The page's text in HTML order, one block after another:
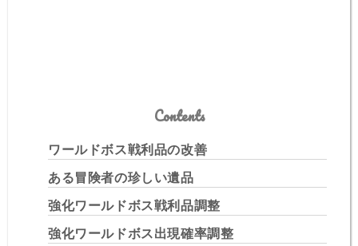
Contents
ワールドボス戦利品の改善
ある冒険者の珍しい遺品
強化ワールドボス戦利品調整
強化ワールドボス出現確率調整